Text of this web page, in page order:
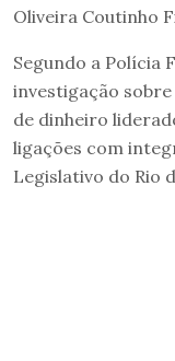
Oliveira Coutinho
Segundo a Polícia
investigação
de dinheiro
ligações com
Legislativo do Rio